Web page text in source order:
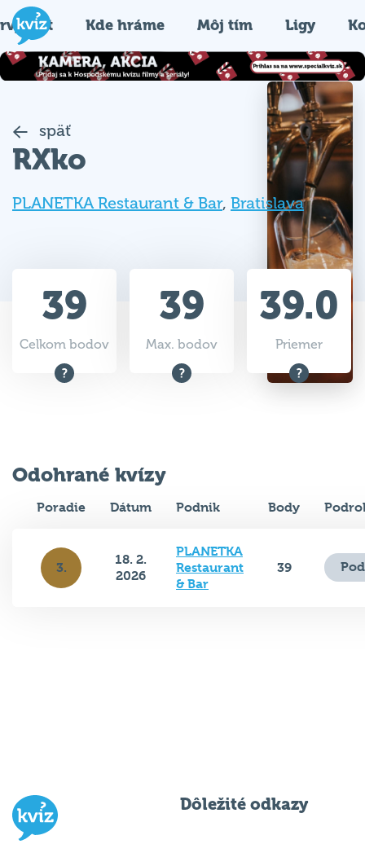
Kde hráme Môj tím Ligy
späť
RXko
PLANETKA Restaurant & Bar, Bratislava
39
Celkom bodov
39
Max. bodov
39.0
Priemer
Odohrané kvízy
Poradie Dátum Podnik Body
3.
18. 2.
2026
PLANETKA
Restaurant
& Bar
39
Dôležité odkazy